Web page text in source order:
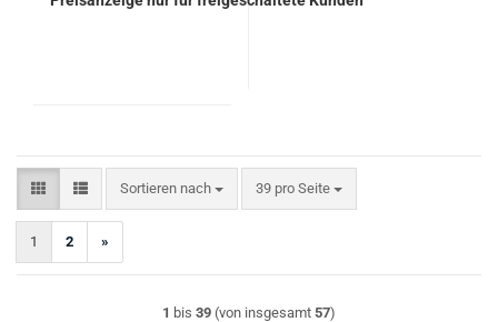
Sortieren nach
Sortieren nach 39 pro Seite
pro Seite
1 2 »
1 bis 39 (von insgesamt 57)